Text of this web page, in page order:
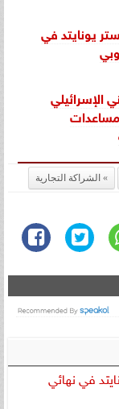
يونايتد في
الإسرائيلي
الشراكة التجارية
في نهائي